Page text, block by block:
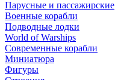
Парусные и пассажирские
Военные корабли
Подводные лодки
World of Warships
Современные корабли
Миниатюра
Фигуры